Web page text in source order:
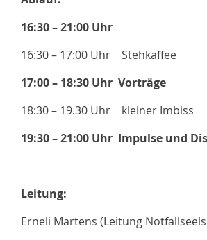
16:30 – 21:00 Uhr
16:30 – 17:00 Uhr Stehkaffee
17:00 – 18:30 Uhr Vorträge
18:30 – 19.30 Uhr kleiner Imbiss
19:30 – 21:00 Uhr Impulse und
Leitung:
Erneli Martens (Leitung